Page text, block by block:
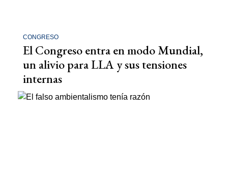
CONGRESO
El Congreso entra en modo Mundial,
un alivio para LLA y sus tensiones
internas